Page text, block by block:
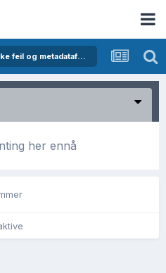
Spørsmål og meldinger om tekniske feil og metadatafeil i Digitalarkivet
her ennå